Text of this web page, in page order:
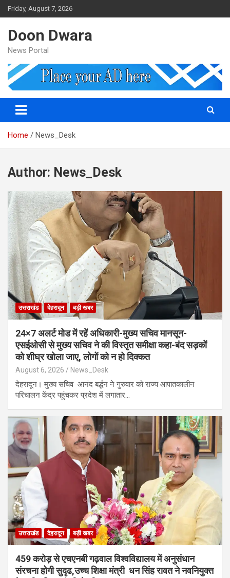
Skip
to
Friday, August 7, 2026
Doon Dwara
News Portal
Home News_Desk
Author: News_Desk
उत्तराखंड देहरादून बड़ी खबर
24×7 अलर्ट मोड में रहें अधिकारी-मुख्य सचिव मानसून-
एसईओसी से मुख्य सचिव ने की विस्तृत समीक्षा कहा-बंद सड़कों
को शीघ्र खोला जाए, लोगों को न हो दिक्कत
August 6, 2026 News_Desk
देहरादून। मुख्य सचिव आनंद बर्द्धन ने गुरुवार को राज्य आपातकालीन
परिचालन केंद्र पहुंचकर प्रदेश में लगातार…
उत्तराखंड देहरादून बड़ी खबर
459 करोड़ से एचएनबी गढ़वाल विश्वविद्यालय में अनुसंधान
संरचना होगी सुदृढ,उच्च शिक्षा मंत्री धन सिंह रावत ने नवनियुक्त